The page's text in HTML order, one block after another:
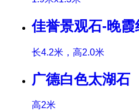
佳誉景观石-晚霞
长4.2米，高2.0米
广德白色太湖石
高2米